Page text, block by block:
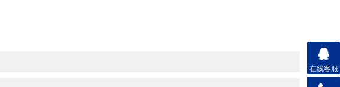
在线客服